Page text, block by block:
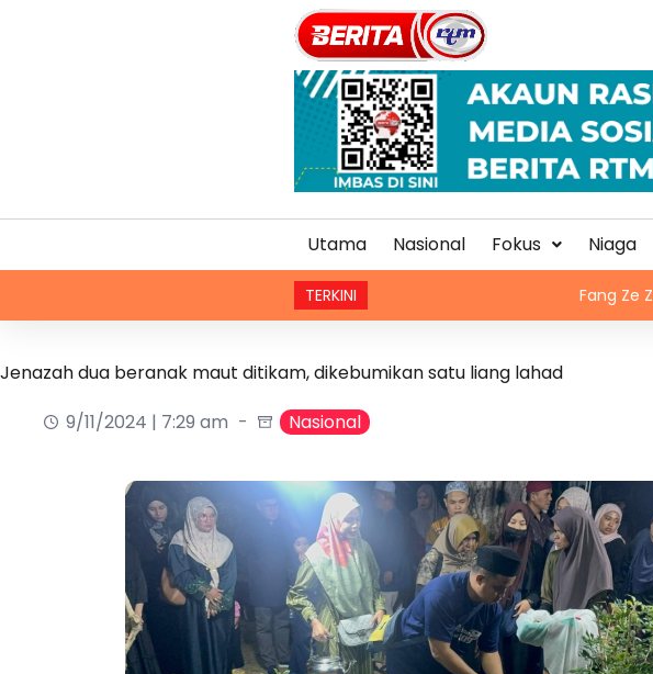
Utama Nasional Fokus Niaga
TERKINI Fang Ze Zeng buru
Jenazah dua beranak maut ditikam, dikebumikan satu liang lahad
9/11/2024 | 7:29 am
Nasional